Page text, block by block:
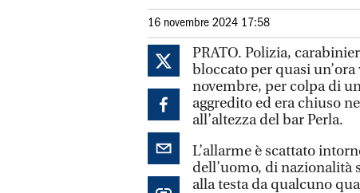
16 novembre 2024 17:58
PRATO. Polizia,
bloccato per quasi
novembre, per colpa di
aggredito ed era chiuso
all’altezza del bar Perla.
L’allarme è scattato
dell’uomo, di nazionalità
alla testa da qualcuno